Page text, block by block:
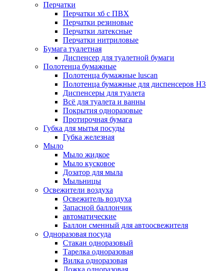
Перчатки
Перчатки хб с ПВХ
Перчатки резиновые
Перчатки латексные
Перчатки нитриловые
Бумага туалетная
Диспенсер для туалетной бумаги
Полотенца бумажные
Полотенца бумажные luscan
Полотенца бумажные для диспенсеров H3
Диспенсеры для туалета
Всё для туалета и ванны
Покрытия одноразовые
Протирочная бумага
Губка для мытья посуды
Губка железная
Мыло
Мыло жидкое
Мыло кусковое
Дозатор для мыла
Мыльницы
Освежители воздуха
Освежитель воздуха
Запасной баллончик
автоматические
Баллон сменный для автоосвежителя
Одноразовая посуда
Стакан одноразовый
Тарелка одноразовая
Вилка одноразовая
Ложка одноразовая